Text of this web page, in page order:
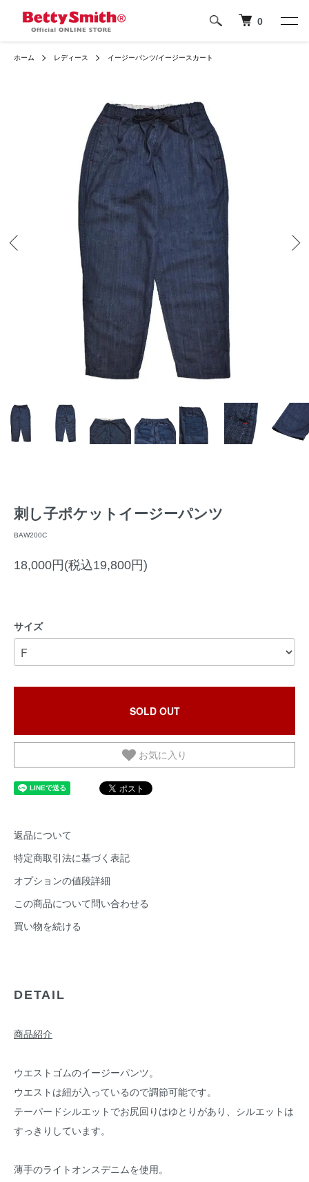
0
ホーム レディース イージーパンツ/イージースカート
刺し子ポケットイージーパンツ
BAW200C
18,000円(税込19,800円)
サイズ
SOLD OUT
お気に入り
返品について
特定商取引法に基づく表記
オプションの値段詳細
この商品について問い合わせる
買い物を続ける
DETAIL
商品紹介
ウエストゴムのイージーパンツ。
ウエストは紐が入っているので調節可能です。
テーパードシルエットでお尻回りはゆとりがあり、シルエットは
すっきりしています。
薄手のライトオンスデニムを使用。